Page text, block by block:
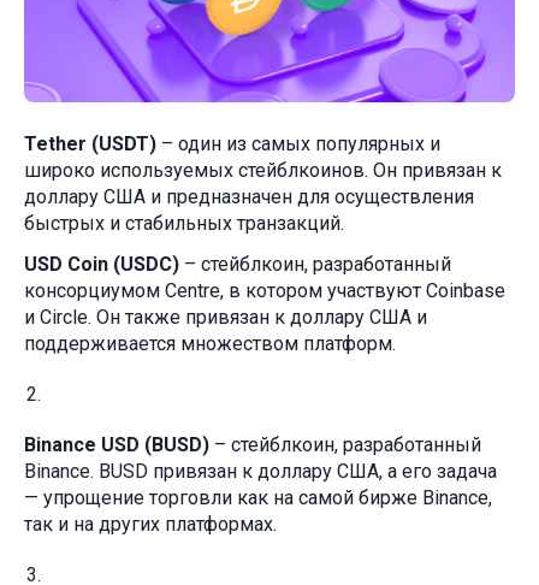
Tether (USDT) – один из самых популярных и
широко используемых стейблкоинов. Он привязан к
доллару США и предназначен для осуществления
быстрых и стабильных транзакций.
USD Coin (USDC) – стейблкоин, разработанный
консорциумом Centre, в котором участвуют Coinbase
и Circle. Он также привязан к доллару США и
поддерживается множеством платформ.
Binance USD (BUSD) – стейблкоин, разработанный
Binance. BUSD привязан к доллару США, а его задача
— упрощение торговли как на самой бирже Binance,
так и на других платформах.